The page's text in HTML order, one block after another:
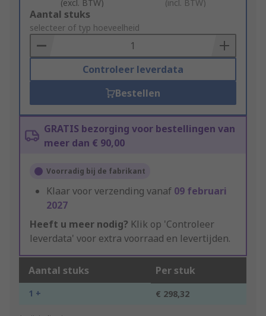
(excl. BTW) (incl. BTW)
Add
to
Basket
Aantal stuks
selecteer of typ hoeveelheid
Controleer leverdata
Bestellen
GRATIS bezorging voor bestellingen van
meer dan € 90,00
Voorradig bij de fabrikant
Klaar voor verzending vanaf 09 februari
2027
Heeft u meer nodig? Klik op 'Controleer
leverdata' voor extra voorraad en levertijden.
Aantal stuks Per stuk
1 + € 298,32